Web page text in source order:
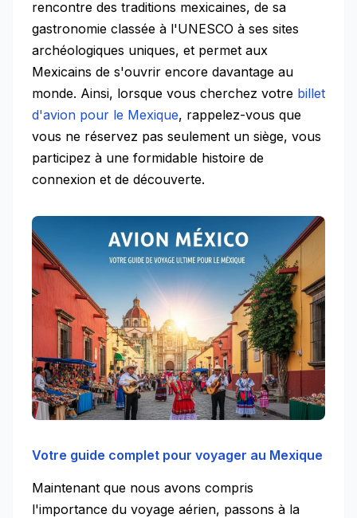
rencontre des traditions mexicaines, de sa
gastronomie classée à l'UNESCO à ses sites
archéologiques uniques, et permet aux
Mexicains de s'ouvrir encore davantage au
monde. Ainsi, lorsque vous cherchez votre billet
d'avion pour le Mexique, rappelez-vous que
vous ne réservez pas seulement un siège, vous
participez à une formidable histoire de
connexion et de découverte.
Votre guide complet pour voyager au Mexique
Maintenant que nous avons compris
l'importance du voyage aérien, passons à la